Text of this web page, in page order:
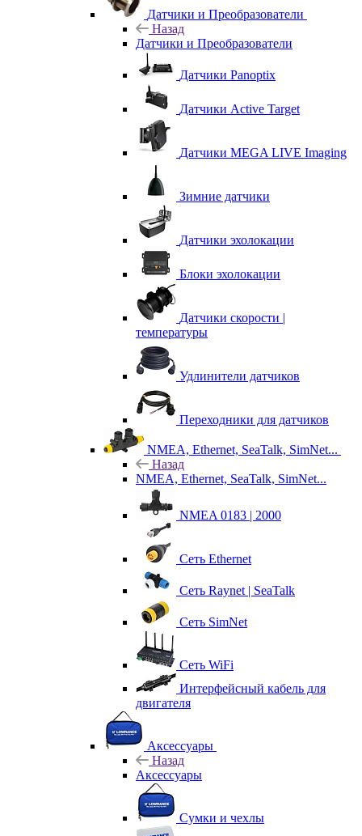
Датчики и Преобразователи
Назад
Датчики и Преобразователи
Датчики Panoptix
Датчики Active Target
Датчики MEGA LIVE Imaging
Зимние датчики
Датчики эхолокации
Блоки эхолокации
Датчики скорости |
температуры
Удлинители датчиков
Переходники для датчиков
NMEA, Ethernet, SeaTalk, SimNet...
Назад
NMEA, Ethernet, SeaTalk, SimNet...
NMEA 0183 | 2000
Сеть Ethernet
Сеть Raynet | SeaTalk
Сеть SimNet
Сеть WiFi
Интерфейсный кабель для
двигателя
Аксессуары
Назад
Аксессуары
Сумки и чехлы